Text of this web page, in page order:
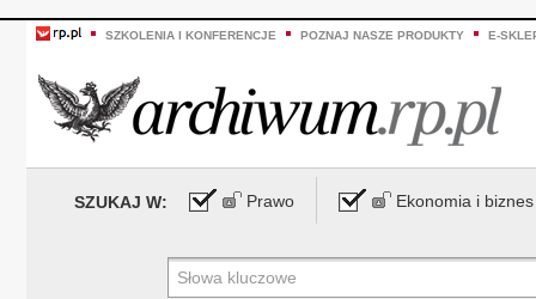
SZKOLENIA I KONFERENCJE POZNAJ NASZE PRODUKTY E-
SZUKAJ W: Prawo Ekonomia i biznes